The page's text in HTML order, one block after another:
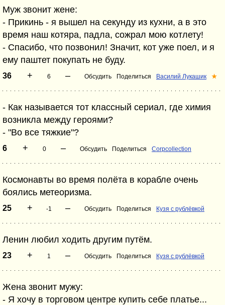
Муж звонит жене:
- Прикинь - я вышел на секунду из кухни, а в это
время наш котяра, падла, сожрал мою котлету!
- Спасибо, что позвонил! Значит, кот уже поел, и я
ему паштет покупать не буду.
36 + 6 – Обсудить Поделиться Василий Лукашик ★
- Как называется тот классный сериал, где химия
возникла между героями?
- "Во все тяжкие"?
6 + 0 – Обсудить Поделиться Corpcollection
Космонавты во время полёта в корабле очень
боялись метеоризма.
25 + -1 – Обсудить Поделиться Кузя с рублёвкой
Ленин любил ходить другим путём.
23 + 1 – Обсудить Поделиться Кузя с рублёвкой
Жена звонит мужу:
- Я хочу в торговом центре купить себе платье...